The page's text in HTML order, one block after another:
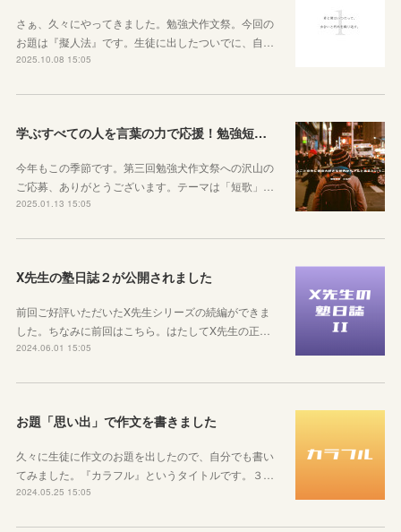
さぁ、久々にやってきました。勉強犬作文祭。今回の
お題は『擬人法』です。生徒に出したついでに、自…
2025.10.08 15:05
学ぶすべての人を言葉の力で応援！勉強短歌集「学火」【作品随時募集中】
今年もこの季節です。第三回勉強犬作文祭への沢山の
ご応募、ありがとうございます。テーマは「短歌」…
2025.01.13 15:05
X先生の塾日誌２が公開されました
前回ご好評いただいたX先生シリーズの続編ができま
した。ちなみに前回はこちら。はたしてX先生の正…
2024.06.01 15:05
お題「思い出」で作文を書きました
久々に生徒に作文のお題を出したので、自分でも書い
てみました。『カラフル』というタイトルです。３…
2024.05.25 15:05